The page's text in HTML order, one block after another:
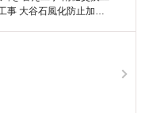
事 大谷石風化防止加工